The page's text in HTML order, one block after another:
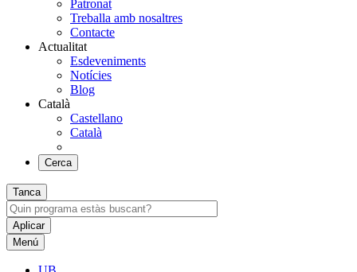
Patronat
Treballa amb nosaltres
Contacte
Actualitat
Esdeveniments
Notícies
Blog
Català
Castellano
Català
Cerca
Tanca
Menú